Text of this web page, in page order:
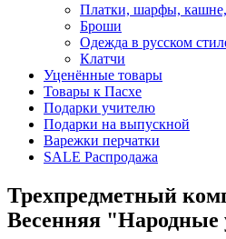
Платки, шарфы,
Броши
Одежда в русском
Клатчи
Уценённые товары
Товары к Пасхе
Подарки учителю
Подарки на выпускной
Варежки перчатки
SALE Распродажа
Трехпредметный
Весенняя "Народные